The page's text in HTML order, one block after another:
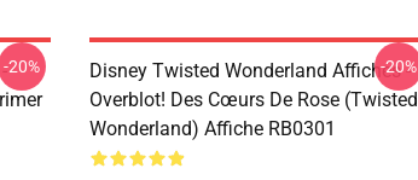
-20%
Disney Twisted Wonderland Affiches -
Overblot! Des Cœurs De Rose (Twisted
Wonderland) Affiche RB0301
-20%